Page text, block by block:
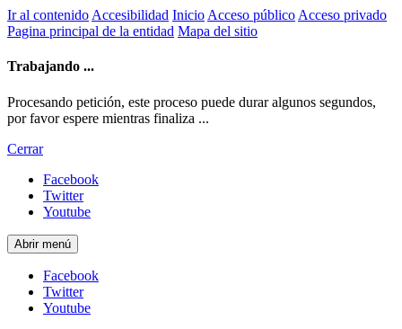
Ir al contenido Accesibilidad Inicio Acceso público Acceso privado
Pagina principal de la entidad Mapa del sitio
Trabajando ...
Procesando petición, este proceso puede durar algunos segundos,
por favor espere mientras finaliza ...
Cerrar
Facebook
Twitter
Youtube
Abrir menú
Facebook
Twitter
Youtube